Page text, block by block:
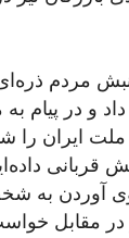
مردم
داد و در پیام
ایران را
قربانی
آوردن به
در مقابل